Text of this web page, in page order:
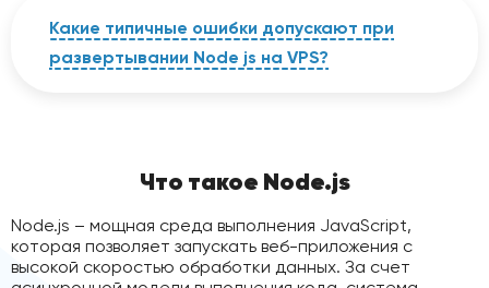
MongoDB для документной модели, Redis
для кэша и сессий. Важна географическая
близость базы данных к серверу приложения
Какие типичные ошибки допускают при
развертывании Node js на VPS?
которых стоит избегать для обеспечения
Запуск приложения от root-
пользователя.
Что такое Node.js
Node.js – мощная среда выполнения JavaScript,
которая позволяет запускать веб-приложения с
высокой скоростью обработки данных. За счет